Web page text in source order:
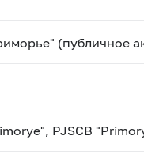
(публичное
PJSCB